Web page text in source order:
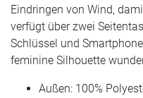
Eindringen von Wind,
verfügt über zwei
Schlüssel und
feminine Silhouette
Außen: 100%